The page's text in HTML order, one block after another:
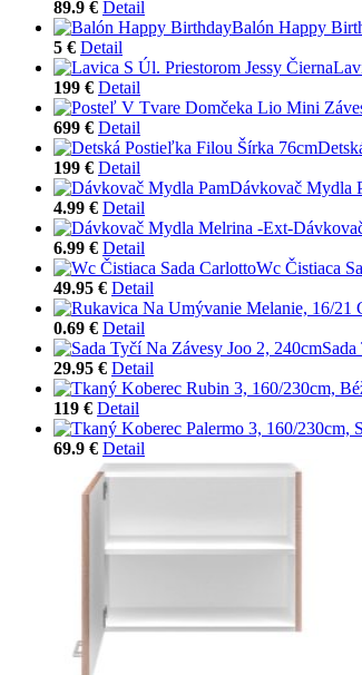
89.9 € Detail
Balón Happy
5 € Detail
199 € Detail
699 € Detail
199 € Detail
Dávkovač Mydla
4.99 € Detail
6.99 € Detail
Wc Čistiaca
49.95 € Detail
0.69 € Detail
29.95 € Detail
119 € Detail
69.9 € Detail